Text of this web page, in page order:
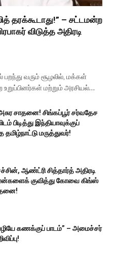
தரக்கூடாது!” – சட்டமன்ற
விடுத்த அதிரடி
வரும் சூழலில், மக்கள்
உறுப்பினர்கள் மற்றும் அரசியல்…
சாதனை! சிங்கப்பூர் சர்வதேச
பிடித்து இந்தியாவுக்குப்
மருத்துவர்!
ஆண்ட்ரி சித்தார்த் அதிரடி
குவித்து கோவை கிங்ஸ்
கணக்குப் பாடம்” – அமைச்சர்